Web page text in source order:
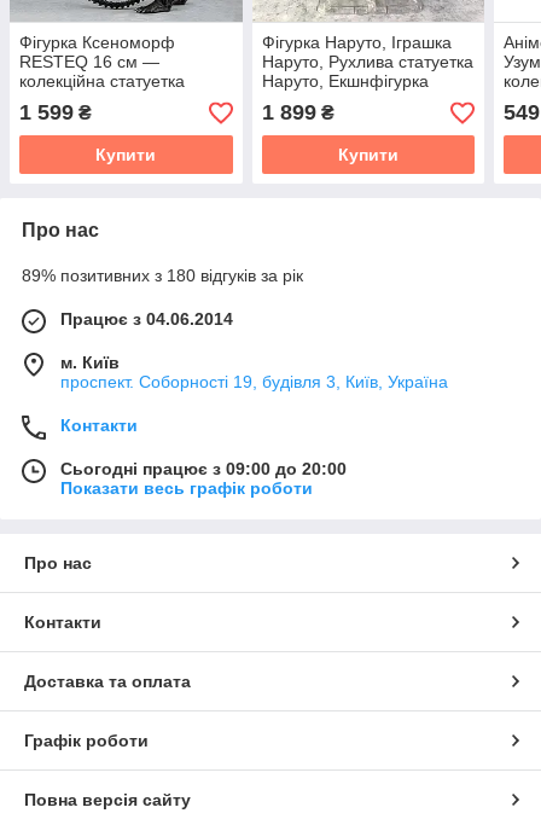
Фігурка Ксеноморф
RESTEQ 16 см —
колекційна статуетка
Чужого з фільму «Чужий»
на підставці
1 599 ₴
Купити
Фігурка Наруто, Іграшка
Наруто, Рухлива статуетка
Наруто, Екшнфігурка
Наруто, 15 см
1 899₴
Купити
549
Про нас
89% позитивних з 180 відгуків за рік
Працює з 04.06.2014
м. Київ
проспект. Соборності 19, будівля 3, Київ, Україна
Контакти
Сьогодні працює з 09:00 до 20:00
Показати весь графік роботи
Про нас
Контакти
Доставка та оплата
Графік роботи
Повна версія сайту